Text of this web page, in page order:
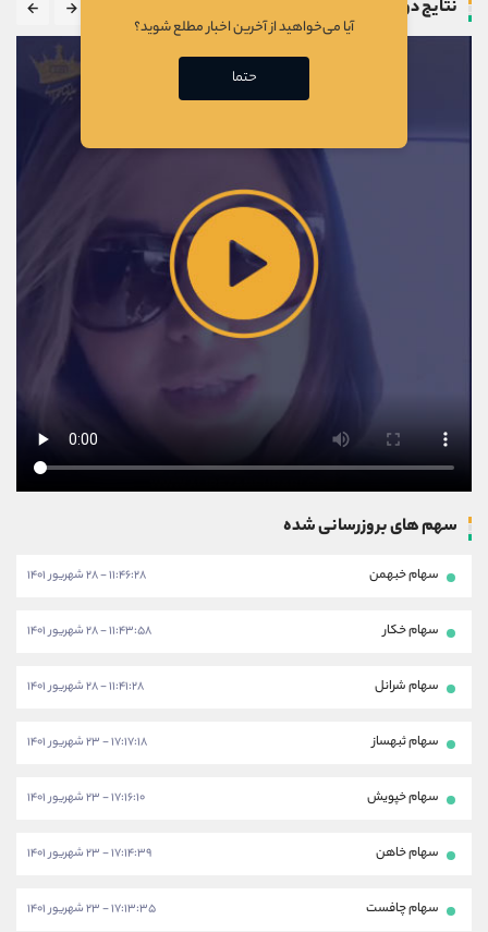
نتایج دوره
سهم های بروزرسانی شده
سهام خبهمن ۱۱:۴۶:۲۸ - ۲۸ شهریور ۱۴۰۱
سهام خکار ۱۱:۴۳:۵۸ - ۲۸ شهریور ۱۴۰۱
سهام شرانل ۱۱:۴۱:۲۸ - ۲۸ شهریور ۱۴۰۱
سهام ثبهساز ۱۷:۱۷:۱۸ - ۲۳ شهریور ۱۴۰۱
سهام خپویش ۱۷:۱۶:۱۰ - ۲۳ شهریور ۱۴۰۱
سهام خاهن ۱۷:۱۴:۳۹ - ۲۳ شهریور ۱۴۰۱
سهام چافست ۱۷:۱۳:۳۵ - ۲۳ شهریور ۱۴۰۱
آیا می‌خواهید از آخرین اخبار مطلع شوید؟
حتما